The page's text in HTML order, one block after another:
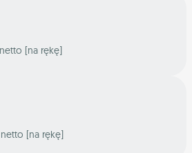
netto [na rękę]
netto [na rękę]